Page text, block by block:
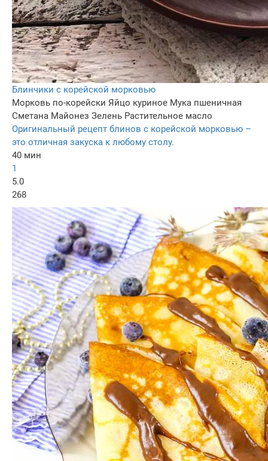
Блинчики с корейской морковью
Морковь по-корейски Яйцо куриное Мука пшеничная
Сметана Майонез Зелень Растительное масло
Оригинальный рецепт блинов с корейской морковью –
это отличная закуска к любому столу.
40 мин
1
5.0
268